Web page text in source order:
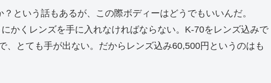
という話もあるが、この際ボディーはどうでもいいんだ。
かくレンズを手に入れなければならない。K-70をレンズ込みで
、とても手が出ない。だからレンズ込み60,500円というのはも